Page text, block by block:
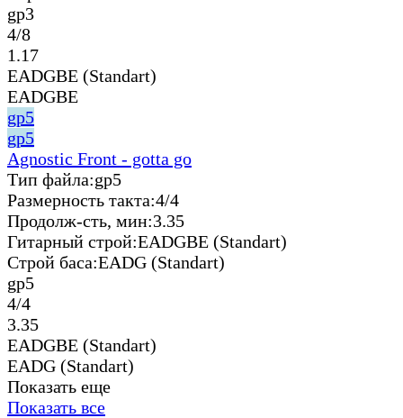
gp3
4/8
1.17
EADGBE (Standart)
EADGBE
gp5
gp5
Agnostic Front - gotta go
Тип файла:gp5
Размерность такта:4/4
Продолж-сть, мин:3.35
Гитарный строй:EADGBE (Standart)
Строй баса:EADG (Standart)
gp5
4/4
3.35
EADGBE (Standart)
EADG (Standart)
Показать еще
Показать все